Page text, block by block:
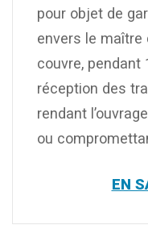
pour objet de
envers le maître
couvre, pendant
réception des
rendant
ou
EN